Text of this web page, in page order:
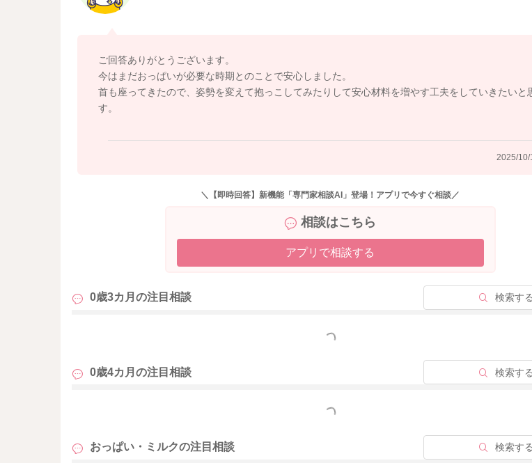
ゆいさんが考えておられるようにおっぱいを求める気持ちは成長と共に自然に落ち着いていきます。
今はおっぱいを通して安心して眠る力を育てている時期なので、焦らず見守ってあげてくださいね。
飲ませすぎもご心配されているかもしれませんが、吐き戻しはほどんどないとのことですし、おっ
同じ飲んでいるように見えてもお腹が空いてしっかり飲んでいる時と、甘えたい時や安心したい時
ゆいさんが自分の近くにいるのか、いないのかもしっかりと分かっていますよ。
なので、ゆいさんがいない場合で同じ状況になった時は、始めは泣くかもしれませんがそのうち必
くれるようになりますので、ご安心くださいね。
夜は部屋を暗くすれば勝手に寝てくれるのですね。
かもしれません。
日中は光や音など周りの刺激が多くて、眠りにくいから安心したくておっぱいを求めているのでし
前述のように現段階でおっぱい離れを急ぐ必要性はありませんが、少しづつおっぱい以外の安心方
ゆいさんが余裕のある時にできる範囲でよかったら以下の方法などを試してみてください。
例えば
・泣いたらすぐおっぱいではなく、まず数十秒〜１分ほどは抱っこや声掛けや歌を歌ってみる（赤
ご回答ありがとうございます。
今はまだおっぱいが必要な時期とのことで安心しました。
首も座ってきたので、姿勢を変えて抱っこしてみたりして安心材料を増やす工夫をしていきたいと
す。
2025/10/
＼【即時回答】新機能「専門家相談AI」登場！アプリで今すぐ相談／
相談はこちら
アプリで相談する
0歳3カ月の注目相談 検索する
もっと見る
0歳4カ月の注目相談 検索する
もっと見る
おっぱい・ミルクの注目相談 検索する